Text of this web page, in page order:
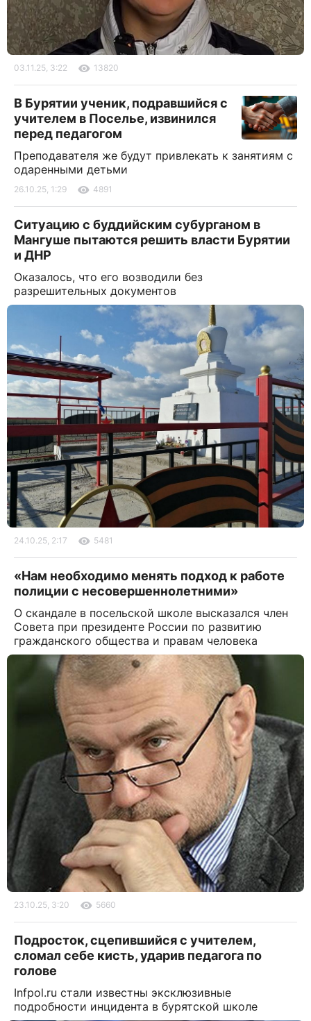
03.11.25, 3:22 13820
В Бурятии ученик, подравшийся с
учителем в Поселье, извинился
перед педагогом
Преподавателя же будут привлекать к занятиям с
одаренными детьми
26.10.25, 1:29 4891
Ситуацию с буддийским субурганом в
Мангуше пытаются решить власти Бурятии
и ДНР
Оказалось, что его возводили без
разрешительных документов
24.10.25, 2:17 5481
«Нам необходимо менять подход к работе
полиции с несовершеннолетними»
О скандале в посельской школе высказался член
Совета при президенте России по развитию
гражданского общества и правам человека
23.10.25, 3:20 5660
Подросток, сцепившийся с учителем,
сломал себе кисть, ударив педагога по
голове
Infpol.ru стали известны эксклюзивные
подробности инцидента в бурятской школе